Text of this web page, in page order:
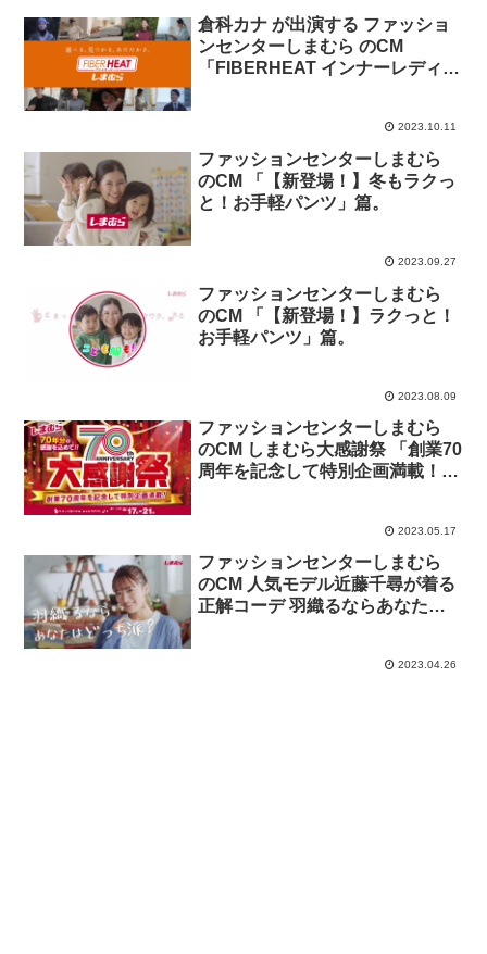
倉科カナ が出演する ファッショ
ンセンターしまむら のCM
「FIBERHEAT インナーレディー
2023.10.11
ファッションセンターしまむら
のCM 「【新登場！】冬もラクっ
と！お手軽パンツ」篇。
2023.09.27
ファッションセンターしまむら
のCM 「【新登場！】ラクっと！
お手軽パンツ」篇。
2023.08.09
ファッションセンターしまむら
のCM しまむら大感謝祭 「創業70
周年を記念して特別企画満載！
2023.05.17
ファッションセンターしまむら
のCM 人気モデル近藤千尋が着る
正解コーデ 羽織るならあなたは
2023.04.26